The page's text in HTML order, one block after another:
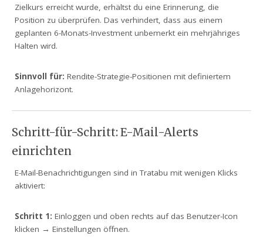
Zielkurs erreicht wurde, erhältst du eine Erinnerung, die
Position zu überprüfen. Das verhindert, dass aus einem
geplanten 6-Monats-Investment unbemerkt ein mehrjähriges
Halten wird.
Sinnvoll für: Rendite-Strategie-Positionen mit definiertem
Anlagehorizont.
Schritt-für-Schritt: E-Mail-Alerts
einrichten
E-Mail-Benachrichtigungen sind in Tratabu mit wenigen Klicks
aktiviert:
Schritt 1: Einloggen und oben rechts auf das Benutzer-Icon
klicken → Einstellungen öffnen.